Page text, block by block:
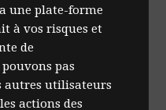
une plate-forme
à vos risques et
de
pas
autres utilisateurs
actions des